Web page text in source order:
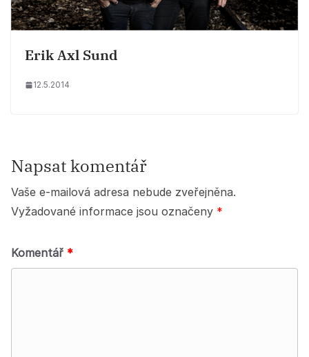
Erik Axl Sund
12.5.2014
Napsat komentář
Vaše e-mailová adresa nebude zveřejněna.
Vyžadované informace jsou označeny *
Komentář *